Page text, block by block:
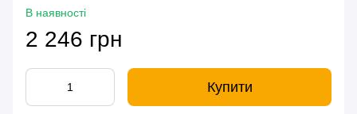
В наявності
2 246 грн
Купити